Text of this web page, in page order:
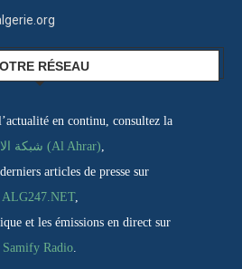
RÉSEAU
en continu, consultez la
شبكة الاحرار (Al Ahrar)
articles de presse sur
ALG247.NET,
et les émissions en direct sur
Samify Radio